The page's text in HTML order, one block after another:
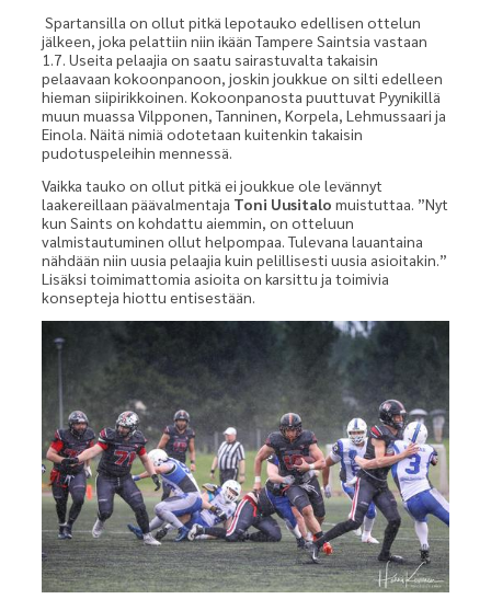
Spartansilla on ollut pitkä lepotauko edellisen ottelun
jälkeen, joka pelattiin niin ikään Tampere Saintsia vastaan
1.7. Useita pelaajia on saatu sairastuvalta takaisin
pelaavaan kokoonpanoon, joskin joukkue on silti edelleen
hieman siipirikkoinen. Kokoonpanosta puuttuvat Pyynikillä
muun muassa Vilpponen, Tanninen, Korpela, Lehmussaari ja
Einola. Näitä nimiä odotetaan kuitenkin takaisin
pudotuspeleihin mennessä.
Vaikka tauko on ollut pitkä ei joukkue ole levännyt
laakereillaan päävalmentaja Toni Uusitalo muistuttaa. ”Nyt
kun Saints on kohdattu aiemmin, on otteluun
valmistautuminen ollut helpompaa. Tulevana lauantaina
nähdään niin uusia pelaajia kuin pelillisesti uusia asioitakin.”
Lisäksi toimimattomia asioita on karsittu ja toimivia
konsepteja hiottu entisestään.